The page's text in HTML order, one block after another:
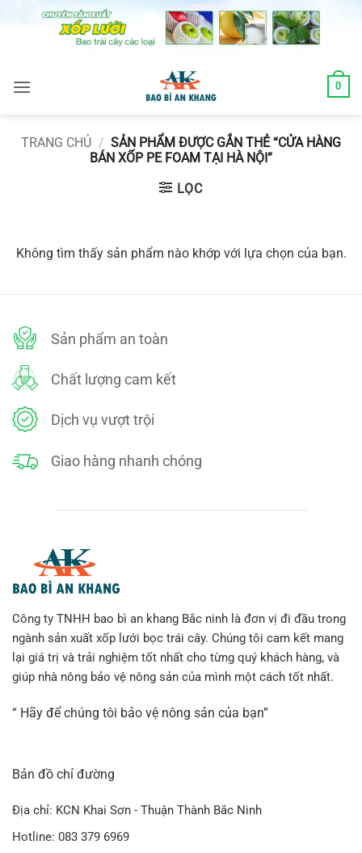
0
TRANG CHỦ / SẢN PHẨM ĐƯỢC GẮN THẺ “CỬA HÀNG
BÁN XỐP PE FOAM TẠI HÀ NỘI”
LỌC
Không tìm thấy sản phẩm nào khớp với lựa chọn của bạn.
Sản phẩm an toàn
Chất lượng cam kết
Dịch vụ vượt trội
Giao hàng nhanh chóng
Công ty TNHH bao bì an khang Bắc ninh là đơn vị đi đầu trong
ngành sản xuất xốp lưới bọc trái cây. Chúng tôi cam kết mang
lại giá trị và trải nghiệm tốt nhất cho từng quý khách hàng, và
giúp nhà nông bảo vệ nông sản của mình một cách tốt nhất.
“ Hãy để chúng tôi bảo vệ nông sản của bạn”
Bản đồ chỉ đường
Địa chỉ: KCN Khai Sơn - Thuận Thành Bắc Ninh
Hotline: 083 379 6969